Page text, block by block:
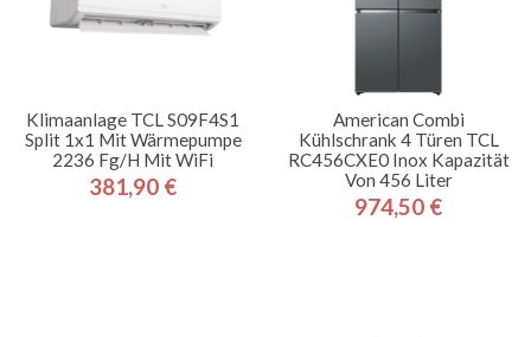
Klimaanlage TCL S09F4S1
Split 1x1 Mit Wärmepumpe
2236 Fg/h Mit WiFi
Preis
381,90 €
American Combi
Kühlschrank 4 Türen TCL
RC456CXE0 Inox Kapazität
Von 456 Liter
Preis
974,50 €